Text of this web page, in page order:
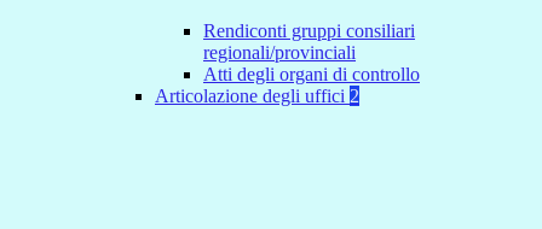
Rendiconti gruppi consiliari
regionali/provinciali
Atti degli organi di controllo
Articolazione degli uffici 2